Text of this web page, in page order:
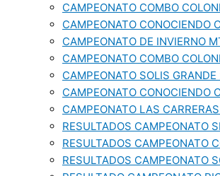
CAMPEONATO COMBO
CAMPEONATO CONOCIENDO
CAMPEONATO DE INVIERNO
CAMPEONATO COMBO
CAMPEONATO SOLIS
CAMPEONATO CONOCIENDO
CAMPEONATO LAS
RESULTADOS CAMPEONATO
RESULTADOS CAMPEONATO
RESULTADOS CAMPEONATO